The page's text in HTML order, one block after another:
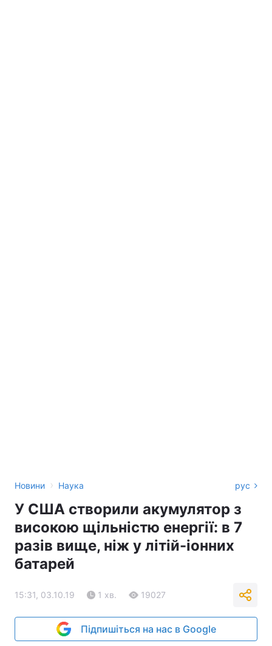
Новини › Наука рус
У США створили акумулятор з
високою щільністю енергії: в 7
разів вище, ніж у літій-іонних
батарей
15:31, 03.10.19 1 хв. 19027
Підпишіться на нас в Google